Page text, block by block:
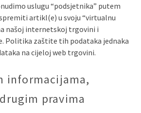
uslugu “podsjetnika” putem
artikl(e) u svoju “virtualnu
našoj internetskoj trgovini i
Politika zaštite tih podataka jednaka
na cijeloj web trgovini.
informacijama,
pravima